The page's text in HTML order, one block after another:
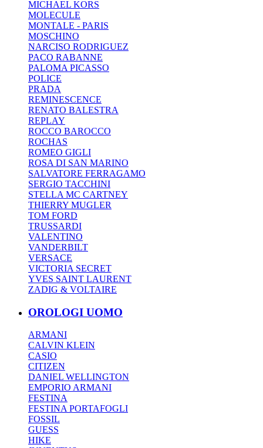
MICHAEL KORS
MOLECULE
MONTALE - PARIS
MOSCHINO
NARCISO RODRIGUEZ
PACO RABANNE
PALOMA PICASSO
POLICE
PRADA
REMINESCENCE
RENATO BALESTRA
REPLAY
ROCCO BAROCCO
ROCHAS
ROMEO GIGLI
ROSA DI SAN MARINO
SALVATORE FERRAGAMO
SERGIO TACCHINI
STELLA MC CARTNEY
THIERRY MUGLER
TOM FORD
TRUSSARDI
VALENTINO
VANDERBILT
VERSACE
VICTORIA SECRET
YVES SAINT LAURENT
ZADIG & VOLTAIRE
OROLOGI UOMO
ARMANI
CALVIN KLEIN
CASIO
CITIZEN
DANIEL WELLINGTON
EMPORIO ARMANI
FESTINA
FESTINA PORTAFOGLI
FOSSIL
GUESS
HIKE